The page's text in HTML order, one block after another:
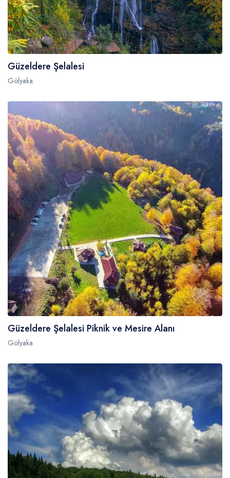
Güzeldere Şelalesi
Gölyaka
Güzeldere Şelalesi Piknik ve Mesire Alanı
Gölyaka